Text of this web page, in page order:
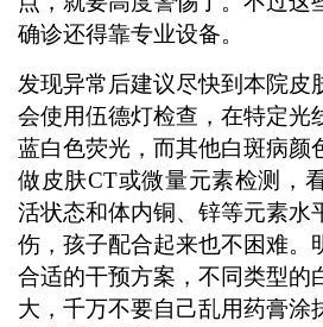
确诊还得靠专业设备。
发现异常后建议尽快到本院皮
会使用伍德灯检查，在特定光
蓝白色荧光，而其他白斑病颜
做皮肤CT或微量元素检测，
活状态和体内铜、锌等元素水
伤，孩子配合起来也不困难。
合适的干预方案，不同类型的
大，千万不要自己乱用药膏涂